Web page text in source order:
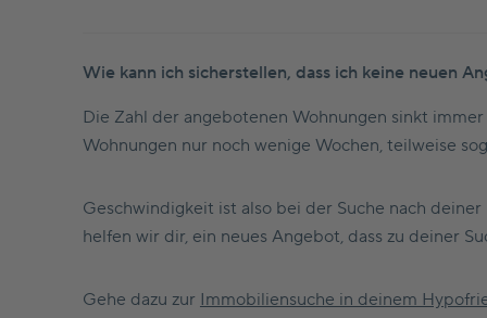
Wie kann ich sicherstellen, dass ich keine neuen
Die Zahl der angebotenen Wohnungen sinkt
Wohnungen nur noch wenige Wochen, teilweise
Geschwindigkeit ist also bei der Suche nach
helfen wir dir, ein neues Angebot, dass zu deiner
Gehe dazu zur Immobiliensuche in deinem